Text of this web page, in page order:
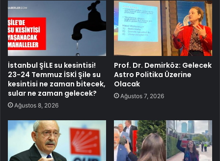
İstanbul ŞİLE su kesintisi!
23-24 Temmuz İSKİ Şile su
kesintisi ne zaman bitecek,
sular ne zaman gelecek?
Ağustos 8, 2026
Prof. Dr. Demirköz: Gelecek
Astro Politika Üzerine
Olacak
Ağustos 7, 2026